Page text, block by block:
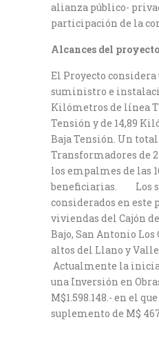
alianza público-
participación de la
Alcances del proyecto
El Proyecto
suministro e
Kilómetros de línea
Tensión y de 14,89
Baja Tensión. Un total
Transformadores de
los empalmes de las
beneficiarias. Los
considerados en este
viviendas del Cajón
Bajo, San Antonio
altos del Llano y
Actualmente la
una Inversión en
M$1.598.148.- en el
suplemento de M$